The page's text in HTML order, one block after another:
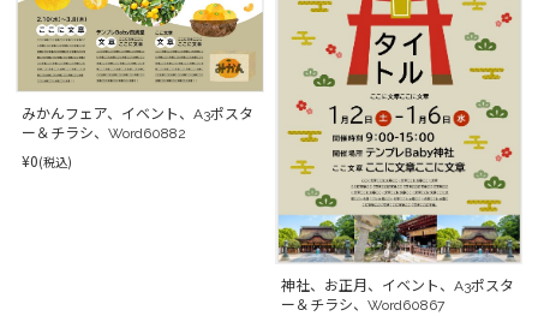
みかんフェア、イベント、A3ポスタ
ー＆チラシ、Word60882
¥0(税込)
神社、お正月、イベント、A3ポスタ
ー＆チラシ、Word60867